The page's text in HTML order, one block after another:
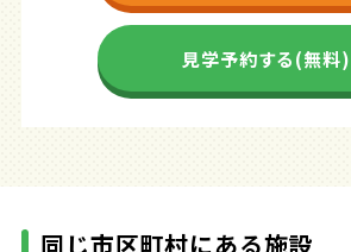
見学予約する(無料)
同じ市区町村にある施設